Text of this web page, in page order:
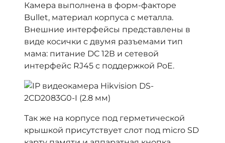
Камера выполнена в форм-факторе
Bullet, материал корпуса с металла.
Внешние интерфейсы представлены в
виде косички с двумя разъемами тип
мама: питание DC 12В и сетевой
интерфейс RJ45 с поддержкой PoE.
Так же на корпусе под герметической
крышкой присутствует слот под micro SD